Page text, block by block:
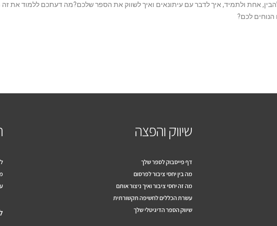
אחת ולתמיד, איך לדבר עם עיתונאים ואיך לשווק את הספר שלכם?מה דעתכם ללמוד את זה
הנוחים לכם?
שיווק והפצה
דף פייסבוק לספר שלך
מה בין יחסי ציבור לפרסום
מה זה יחסי ציבור ואיך ניצור אותם
עשרת הכללים לחשיפה תקשורתית
שיווק הספר הדיגיטלי שלך